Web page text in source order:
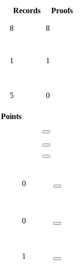
Records Proofs
8 8
1 1
5 0
Points
0
0
1